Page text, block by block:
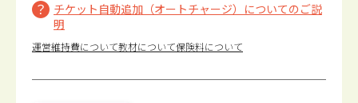
チケット自動追加（オートチャージ）についてのご説
明
運営維持費について教材について保険料について